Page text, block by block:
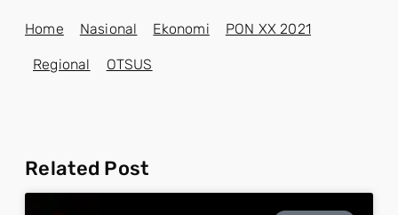
Home Nasional Ekonomi PON XX 2021
Regional OTSUS
Related Post